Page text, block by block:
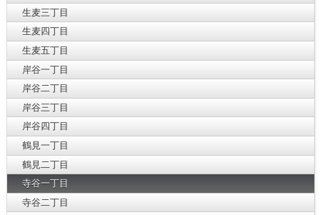
生麦三丁目
生麦四丁目
生麦五丁目
岸谷一丁目
岸谷二丁目
岸谷三丁目
岸谷四丁目
鶴見一丁目
鶴見二丁目
寺谷一丁目
寺谷二丁目